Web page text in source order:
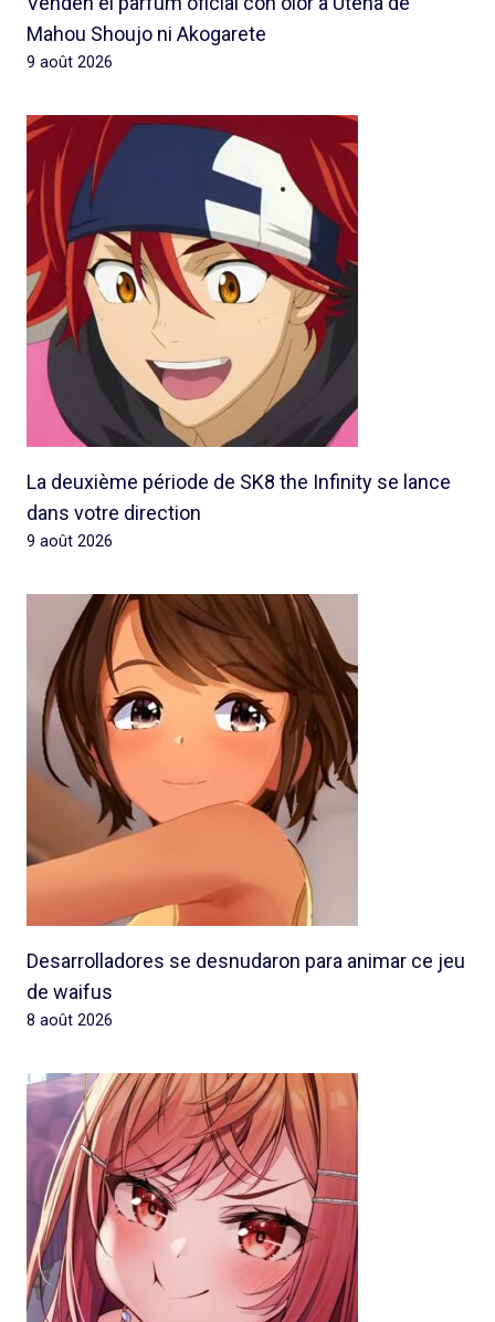
Mahou Shoujo ni Akogarete
9 août 2026
La deuxième période de SK8 the Infinity se lance
dans votre direction
9 août 2026
Desarrolladores se desnudaron para animar ce jeu
de waifus
8 août 2026